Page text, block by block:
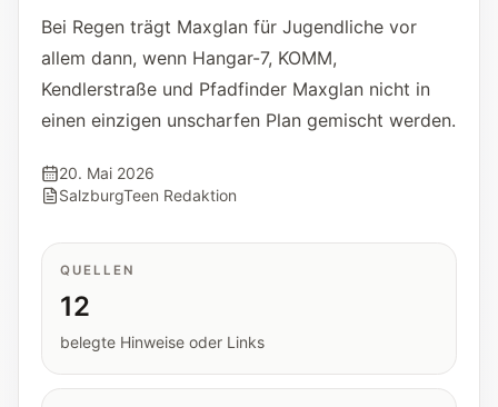
Kalender
Jugendrelevante Termine, Schnupperstunden
und geprüfte Einreichungen.
Tools
Orientierungshilfen.
Hilfe
Unterstützung, Elternfragen und offizielle
Bei Regen trägt Maxglan für Jugendliche vor
allem dann, wenn Hangar-7, KOMM,
Kendlerstraße und Pfadfinder Maxglan nicht in
einen einzigen unscharfen Plan gemischt werden.
20. Mai 2026
SalzburgTeen Redaktion
QUELLEN
12
belegte Hinweise oder Links